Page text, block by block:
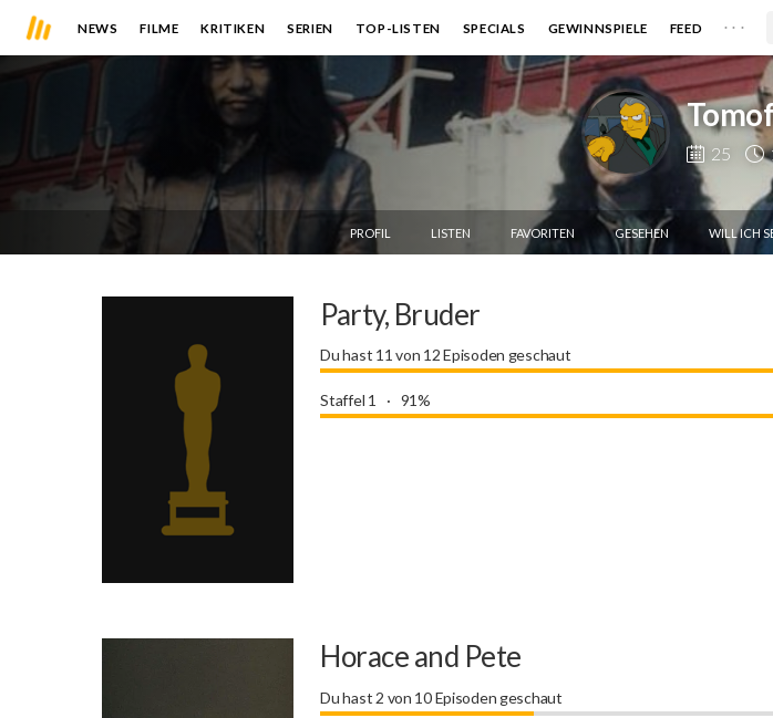
NEWS FILME KRITIKEN SERIEN TOP-LISTEN SPECIALS GEWINNSPIELE FEED . . .
25
PROFIL LISTEN FAVORITEN GESEHEN WILL ICH
Party, Bruder
Du hast 11 von 12 Episoden geschaut
Staffel 1 91%
Horace and Pete
Du hast 2 von 10 Episoden geschaut